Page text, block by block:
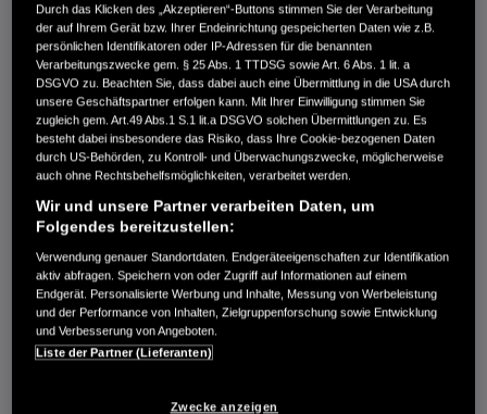
Außenfarbe
crystal black pearl
Kilometerstand
166.000 km
Kraftstoffart
Super
Getriebe
Automatik
Türen
5
Leistung
61 kW / 83 PS
Hubraum
1.339 cm³
Erstzulassung
10.2007
Bauart
Limousine
AUTO HARKE GMBH
Randersweide 59-63
21035 Hamburg
+49 40 735 935 0
DETAILS
Durch das Klicken des „Akzeptieren“-Buttons stimmen Sie der Verarbeitung
der auf Ihrem Gerät bzw. Ihrer Endeinrichtung gespeicherten Daten wie z.B.
persönlichen Identifikatoren oder IP-Adressen für die benannten
Verarbeitungszwecke gem. § 25 Abs. 1 TTDSG sowie Art. 6 Abs. 1 lit. a
DSGVO zu. Beachten Sie, dass dabei auch eine Übermittlung in die USA durch
unsere Geschäftspartner erfolgen kann. Mit Ihrer Einwilligung stimmen Sie
zugleich gem. Art.49 Abs.1 S.1 lit.a DSGVO solchen Übermittlungen zu. Es
besteht dabei insbesondere das Risiko, dass Ihre Cookie-bezogenen Daten
durch US-Behörden, zu Kontroll- und Überwachungszwecke, möglicherweise
auch ohne Rechtsbehelfsmöglichkeiten, verarbeitet werden.
Wir und unsere Partner verarbeiten Daten, um
Folgendes bereitzustellen:
Verwendung genauer Standortdaten. Endgeräteeigenschaften zur Identifikation
aktiv abfragen. Speichern von oder Zugriff auf Informationen auf einem
Endgerät. Personalisierte Werbung und Inhalte, Messung von Werbeleistung
und der Performance von Inhalten, Zielgruppenforschung sowie Entwicklung
und Verbesserung von Angeboten.
Liste der Partner (Lieferanten)
Zwecke anzeigen